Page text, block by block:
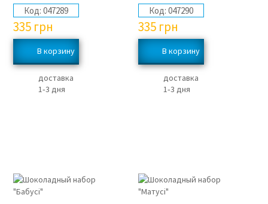
Код: 047289
335 грн
доставка
1‑3 дня
Код: 047290
335 грн
доставка
1‑3 дня